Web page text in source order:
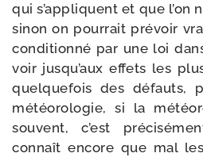
qui s’appliquent et que l’on
sinon on pour­rait pré­voir
condi­tion­né par une loi
voir jusqu’aux effets les
quel­que­fois des défauts,
météo­ro­lo­gie, si la
sou­vent, c’est
connaît encore que mal